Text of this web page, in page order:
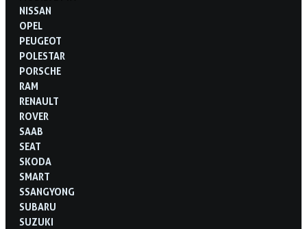
NISSAN
OPEL
PEUGEOT
POLESTAR
PORSCHE
RAM
RENAULT
ROVER
SAAB
SEAT
SKODA
SMART
SSANGYONG
SUBARU
SUZUKI